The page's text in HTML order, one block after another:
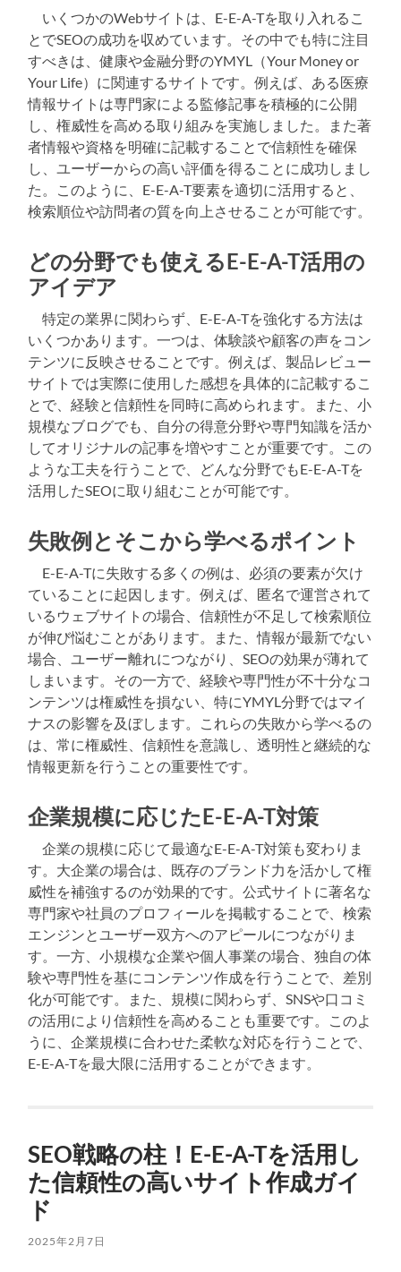
いくつかのWebサイトは、E-E-A-Tを取り入れるこ
とでSEOの成功を収めています。その中でも特に注目
すべきは、健康や金融分野のYMYL（Your Money or
Your Life）に関連するサイトです。例えば、ある医療
情報サイトは専門家による監修記事を積極的に公開
し、権威性を高める取り組みを実施しました。また著
者情報や資格を明確に記載することで信頼性を確保
し、ユーザーからの高い評価を得ることに成功しまし
た。このように、E-E-A-T要素を適切に活用すると、
検索順位や訪問者の質を向上させることが可能です。
どの分野でも使えるE-E-A-T活用の
アイデア
特定の業界に関わらず、E-E-A-Tを強化する方法は
いくつかあります。一つは、体験談や顧客の声をコン
テンツに反映させることです。例えば、製品レビュー
サイトでは実際に使用した感想を具体的に記載するこ
とで、経験と信頼性を同時に高められます。また、小
規模なブログでも、自分の得意分野や専門知識を活か
してオリジナルの記事を増やすことが重要です。この
ような工夫を行うことで、どんな分野でもE-E-A-Tを
活用したSEOに取り組むことが可能です。
失敗例とそこから学べるポイント
E-E-A-Tに失敗する多くの例は、必須の要素が欠け
ていることに起因します。例えば、匿名で運営されて
いるウェブサイトの場合、信頼性が不足して検索順位
が伸び悩むことがあります。また、情報が最新でない
場合、ユーザー離れにつながり、SEOの効果が薄れて
しまいます。その一方で、経験や専門性が不十分なコ
ンテンツは権威性を損ない、特にYMYL分野ではマイ
ナスの影響を及ぼします。これらの失敗から学べるの
は、常に権威性、信頼性を意識し、透明性と継続的な
情報更新を行うことの重要性です。
企業規模に応じたE-E-A-T対策
企業の規模に応じて最適なE-E-A-T対策も変わりま
す。大企業の場合は、既存のブランド力を活かして権
威性を補強するのが効果的です。公式サイトに著名な
専門家や社員のプロフィールを掲載することで、検索
エンジンとユーザー双方へのアピールにつながりま
す。一方、小規模な企業や個人事業の場合、独自の体
験や専門性を基にコンテンツ作成を行うことで、差別
化が可能です。また、規模に関わらず、SNSや口コミ
の活用により信頼性を高めることも重要です。このよ
うに、企業規模に合わせた柔軟な対応を行うことで、
E-E-A-Tを最大限に活用することができます。
SEO戦略の柱！E-E-A-Tを活用し
た信頼性の高いサイト作成ガイ
ド
2025年2月7日